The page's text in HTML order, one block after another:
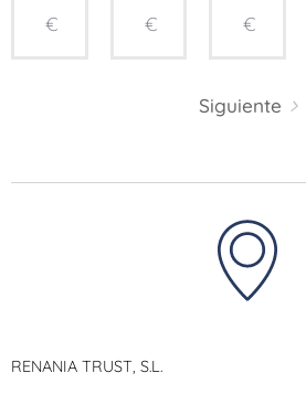
€
€
€
Siguiente
RENANIA TRUST, S.L.